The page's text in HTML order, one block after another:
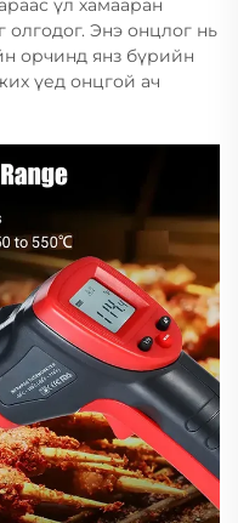
үл хамааран
Энэ онцлог нь
орчинд янз бүрийн
үед онцгой ач